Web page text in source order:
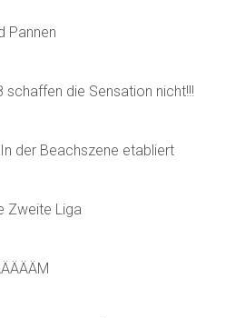
Pannen
schaffen die Sensation nicht!!!
der Beachszene etabliert
Zweite Liga